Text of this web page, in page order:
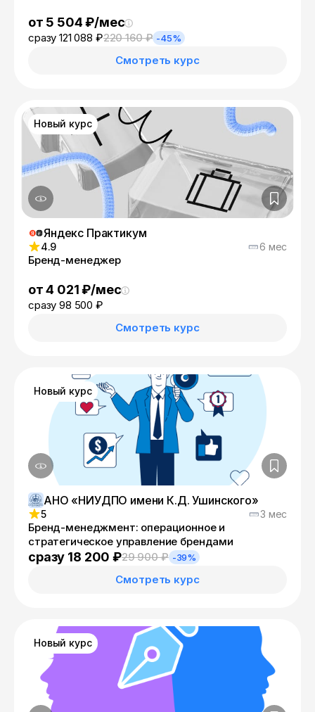
от 5 504 ₽/мес
сразу 121 088 ₽220 160 ₽ -45%
Смотреть курс
Новый курс
Яндекс Практикум
4.9 6 мес
Бренд-менеджер
от 4 021 ₽/мес
сразу 98 500 ₽
Смотреть курс
Новый курс
АНО «НИУДПО имени К.Д. Ушинского»
5 3 мес
Бренд-менеджмент: операционное и
стратегическое управление брендами
сразу 18 200 ₽29 900 ₽ -39%
Смотреть курс
Новый курс